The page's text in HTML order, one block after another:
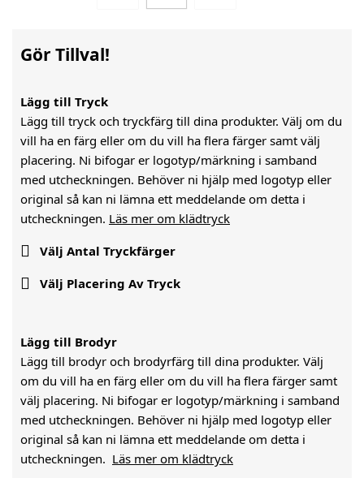
Gör Tillval!
Lägg till Tryck
Lägg till tryck och tryckfärg till dina produkter. Välj om du
vill ha en färg eller om du vill ha flera färger samt välj
placering. Ni bifogar er logotyp/märkning i samband
med utcheckningen. Behöver ni hjälp med logotyp eller
original så kan ni lämna ett meddelande om detta i
utcheckningen. Läs mer om klädtryck
 Välj Antal Tryckfärger
 Välj Placering Av Tryck
Lägg till Brodyr
Lägg till brodyr och brodyrfärg till dina produkter. Välj
om du vill ha en färg eller om du vill ha flera färger samt
välj placering. Ni bifogar er logotyp/märkning i samband
med utcheckningen. Behöver ni hjälp med logotyp eller
original så kan ni lämna ett meddelande om detta i
utcheckningen. Läs mer om klädtryck